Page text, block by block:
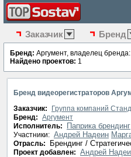
Заказчик Бренд
Бренд: Аргумент, владелец бренда:
Найдено проектов: 1
Бренд видеорегистраторов
Заказчик:
Группа компаний
Бренд: Аргумент
Исполнитель:
Паприка брендинг
Участники: Андрей Надеин
Отрасль: Брендинг /
Проект добавлен: Андрей